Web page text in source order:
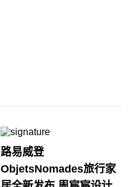
路易威登
ObjetsNomades旅行家